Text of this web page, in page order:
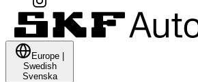
Europe
Swedish
Svenska